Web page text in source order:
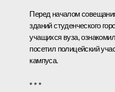
Перед началом
зданий студенческого
учащихся вуза,
посетил полицейский
кампуса.
* * *